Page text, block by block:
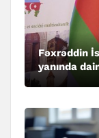
Fəxrəddin
yanında